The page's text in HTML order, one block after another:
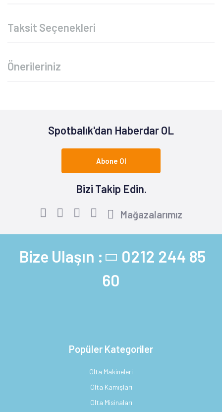
Taksit Seçenekleri
Önerileriniz
Spotbalık'dan Haberdar OL
Abone Ol
Bizi Takip Edin.
Mağazalarımız
Bize Ulaşın : 0212 244 85
60
Popüler Kategoriler
Olta Makineleri
Olta Kamışları
Olta Misinaları